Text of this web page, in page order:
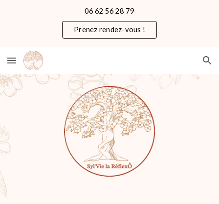
06 62 56 28 79
Prenez rendez-vous !